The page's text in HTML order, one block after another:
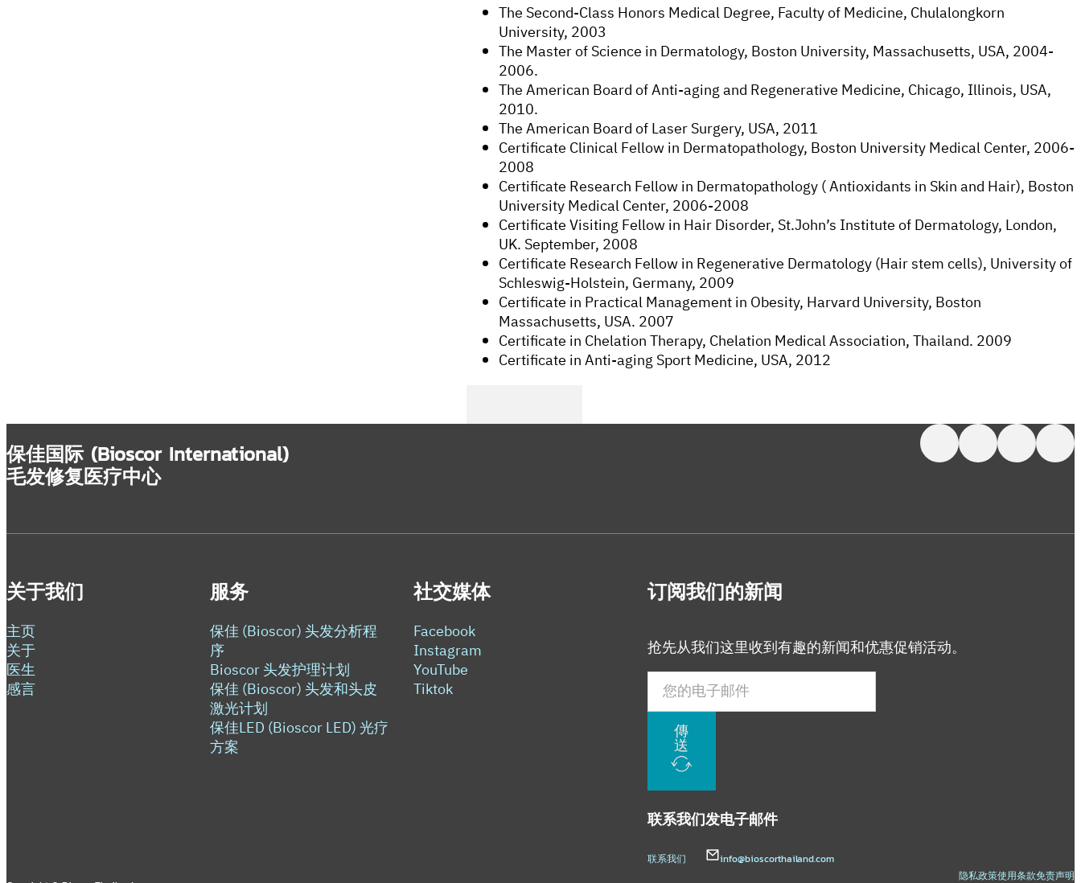
The Second-Class Honors Medical Degree, Faculty of Medicine, Chulalongkorn
University, 2003
The Master of Science in Dermatology, Boston University, Massachusetts, USA, 2004-
2006.
The American Board of Anti-aging and Regenerative Medicine, Chicago, Illinois, USA,
2010.
The American Board of Laser Surgery, USA, 2011
Certificate Clinical Fellow in Dermatopathology, Boston University Medical Center, 2006-
2008
Certificate Research Fellow in Dermatopathology ( Antioxidants in Skin and Hair), Boston
University Medical Center, 2006-2008
Certificate Visiting Fellow in Hair Disorder, St.John’s Institute of Dermatology, London,
UK. September, 2008
Certificate Research Fellow in Regenerative Dermatology (Hair stem cells), University of
Schleswig-Holstein, Germany, 2009
Certificate in Practical Management in Obesity, Harvard University, Boston
Massachusetts, USA. 2007
Certificate in Chelation Therapy, Chelation Medical Association, Thailand. 2009
Certificate in Anti-aging Sport Medicine, USA, 2012
保佳国际 (Bioscor International)
毛发修复医疗中心
在 Facebook 上关注我
在 X 上关注我
在 LinkedIn 上关注我
在 LinkedIn 上关注我
关于我们
主页
关于
医生
感言
服务
保佳 (Bioscor) 头发分析程
序
Bioscor 头发护理计划
保佳 (Bioscor) 头发和头皮
激光计划
保佳LED (Bioscor LED) 光疗
方案
社交媒体
Facebook
Instagram
YouTube
Tiktok
订阅我们的新闻
抢先从我们这里收到有趣的新闻和优惠促销活动。
傳
送
联系我们
联系我们
发电子邮件
info@bioscorthailand.com
隐私政策使用条款免责声明